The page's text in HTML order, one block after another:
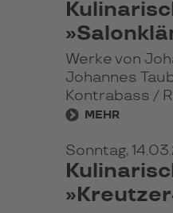
Werke von
Johannes
Kontrabass /
MEHR
Sonntag,